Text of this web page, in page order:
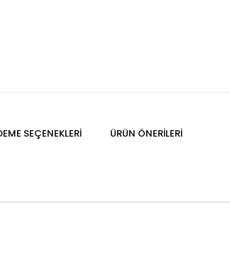
SEÇENEKLERI ÜRÜN ÖNERILERI